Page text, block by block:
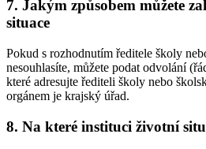
7. Jakým způsobem můžete
situace
Pokud s rozhodnutím ředitele školy
nesouhlasíte, můžete podat odvolání
které adresujte řediteli školy nebo
orgánem je krajský úřad.
8. Na které instituci životní